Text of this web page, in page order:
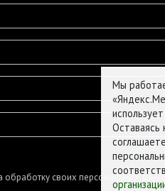
обработку своих персональных
Мы
Оставаясь